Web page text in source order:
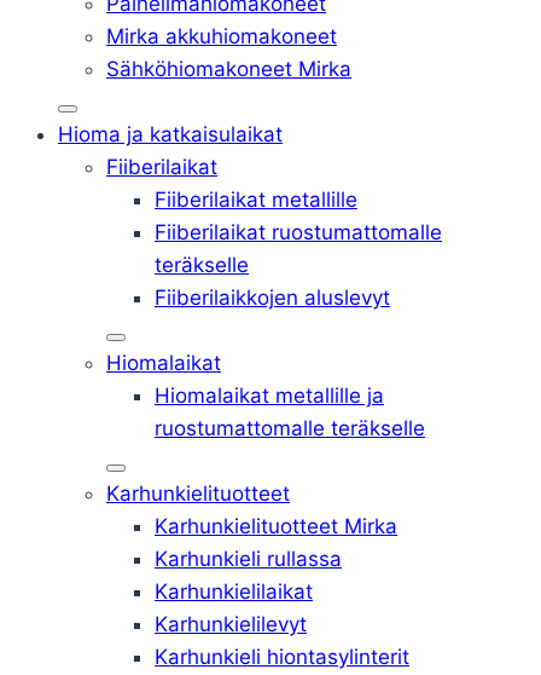
Mirka akkuhiomakoneet
Sähköhiomakoneet Mirka
Hioma ja katkaisulaikat
Fiiberilaikat
Fiiberilaikat metallille
Fiiberilaikat ruostumattomalle
teräkselle
Fiiberilaikkojen aluslevyt
Hiomalaikat
Hiomalaikat metallille ja
ruostumattomalle teräkselle
Karhunkielituotteet
Karhunkielituotteet Mirka
Karhunkieli rullassa
Karhunkielilaikat
Karhunkielilevyt
Karhunkieli hiontasylinterit